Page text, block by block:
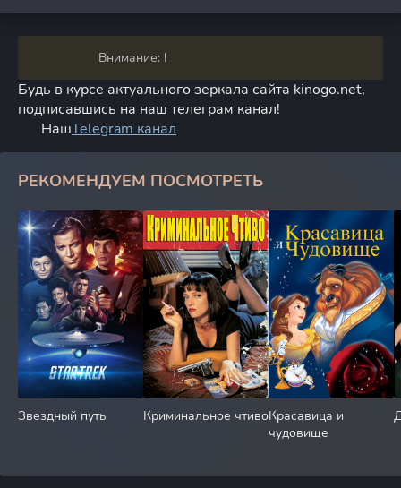
Внимание: !
Будь в курсе актуального зеркала сайта kinogo.net,
подписавшись на наш телеграм канал!
НашTelegram канал
РЕКОМЕНДУЕМ ПОСМОТРЕТЬ
Звездный путь Криминальное чтивоКрасавица и
чудовище